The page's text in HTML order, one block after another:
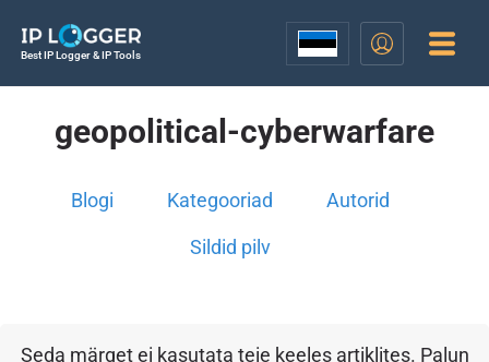
Best IP Logger & IP Tools
geopolitical-cyberwarfare
Blogi Kategooriad Autorid
Sildid pilv